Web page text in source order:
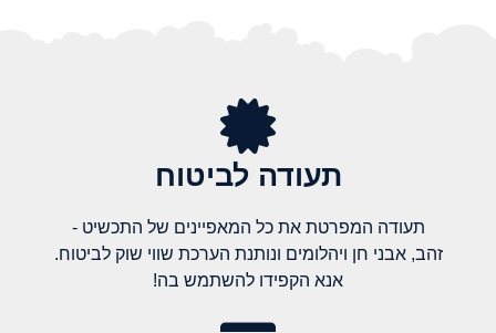
תעודה לביטוח
תעודה המפרטת את כל המאפיינים של התכשיט -
זהב, אבני חן ויהלומים ונותנת הערכת שווי שוק לביטוח.
אנא הקפידו להשתמש בה!